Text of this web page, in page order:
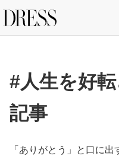
DRESS部活
#人生を好
記事
「ありがとう」と口に